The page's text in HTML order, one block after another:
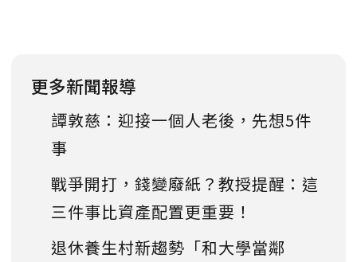
更多新聞報導
譚敦慈：迎接一個人老後，先想5件
事
戰爭開打，錢變廢紙？教授提醒：這
三件事比資產配置更重要！
退休養生村新趨勢「和大學當鄰